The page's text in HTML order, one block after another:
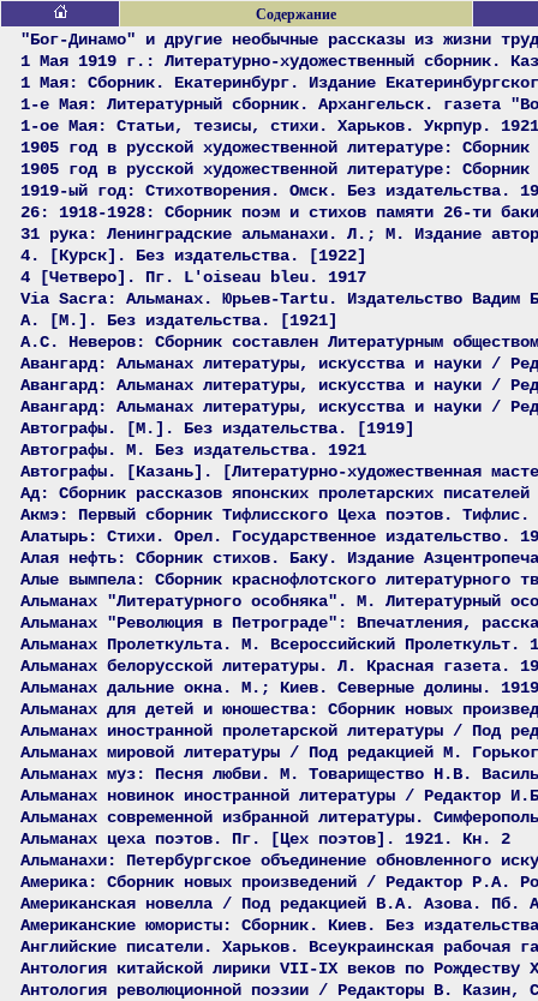
Содержание
"Бог-Динамо" и другие необычные рассказы из жизни
1 Мая 1919 г.: Литературно-художественный сборник.
1 Мая: Сборник. Екатеринбург. Издание
1-е Мая: Литературный сборник. Архангельск. газета
1-ое Мая: Статьи, тезисы, стихи. Харьков. Укрпур. 1921
1905 год в русской художественной литературе:
1905 год в русской художественной литературе:
1919-ый год: Стихотворения. Омск. Без издательства.
26: 1918-1928: Сборник поэм и стихов памяти 26-ти
31 рука: Ленинградские альманахи. Л.; М. Издание
4. [Курск]. Без издательства. [1922]
4 [Четверо]. Пг. L'oiseau bleu. 1917
Via Sacra: Альманах. Юрьев-Tartu. Издательство Вадим
А. [М.]. Без издательства. [1921]
А.С. Неверов: Сборник составлен Литературным
Авангард: Альманах литературы, искусства и науки /
Авангард: Альманах литературы, искусства и науки /
Авангард: Альманах литературы, искусства и науки /
Автографы. [М.]. Без издательства. [1919]
Автографы. М. Без издательства. 1921
Автографы. [Казань]. [Литературно-художественная
Ад: Сборник рассказов японских пролетарских
Акмэ: Первый сборник Тифлисского Цеха поэтов.
Алатырь: Стихи. Орел. Государственное издательство.
Алая нефть: Сборник стихов. Баку. Издание
Алые вымпела: Сборник краснофлотского литературного
Альманах "Литературного особняка". М. Литературный
Альманах "Революция в Петрограде": Впечатления,
Альманах Пролеткульта. М. Всероссийский Пролеткульт.
Альманах белорусской литературы. Л. Красная газета.
Альманах дальние окна. М.; Киев. Северные долины. 1919
Альманах для детей и юношества: Сборник новых
Альманах иностранной пролетарской литературы / Под
Альманах мировой литературы / Под редакцией М.
Альманах муз: Песня любви. М. Товарищество Н.В.
Альманах новинок иностранной литературы / Редактор
Альманах современной избранной литературы.
Альманах цеха поэтов. Пг. [Цех поэтов]. 1921. Кн. 2
Альманахи: Петербургское объединение обновленного
Америка: Сборник новых произведений / Редактор Р.А.
Американская новелла / Под редакцией В.А. Азова. Пб.
Американские юмористы: Сборник. Киев. Без
Английские писатели. Харьков. Всеукраинская рабочая
Антология китайской лирики VII-IX веков по
Антология революционной поэзии / Редакторы В.